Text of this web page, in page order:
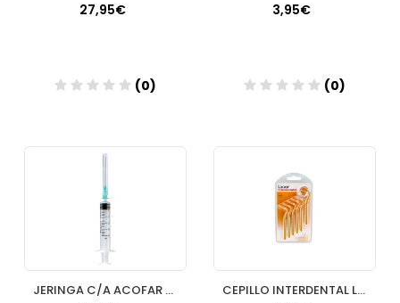
27,95€
(0)
Añadir
3,95€
(0)
JERINGA C/A ACOFAR 5 ML A:40 X 08 CEPILLO INTERDENTAL LACER EXTRAFINO SUAVE ANGULA